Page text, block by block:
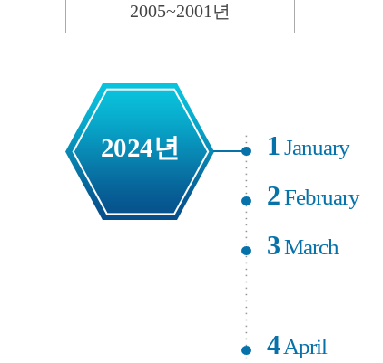
2005~2001년
2024년 1January
2February
3March
4April